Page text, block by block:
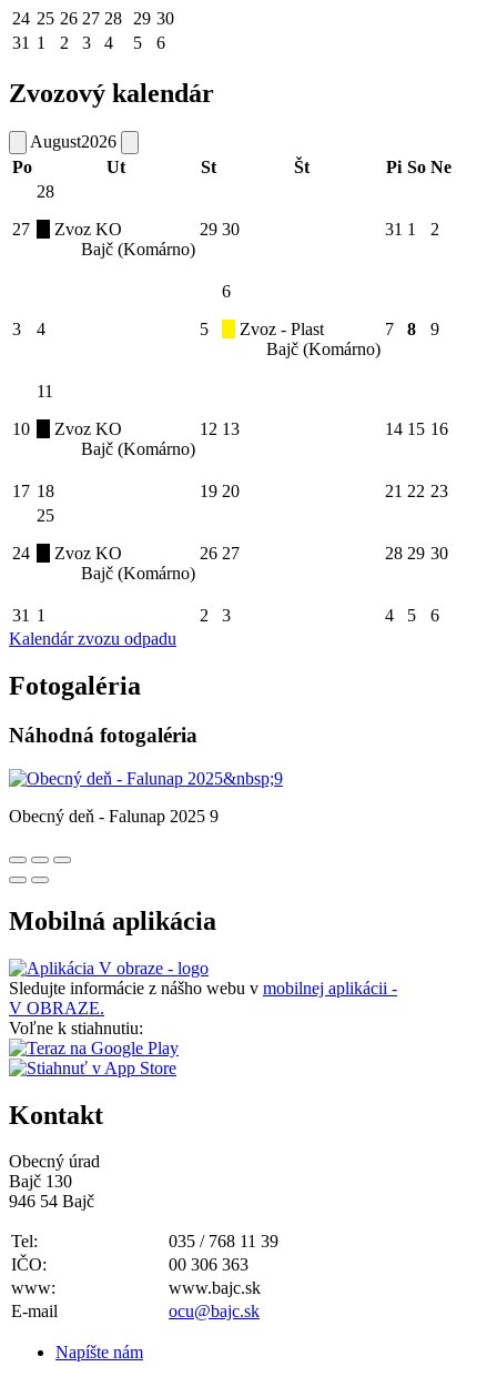
24 25 26 27 28 29 30
31 1 2 3 4 5 6
Zvozový kalendár
August2026
Po
Ut St Št Pi So Ne
27
28
Zvoz KO
Bajč (Komárno)
29 30 31 1 2
3 4 5
6
Zvoz - Plast
Bajč (Komárno)
7 8 9
10
11
Zvoz KO
Bajč (Komárno)
12 13 14 15 16
17 18 19 20 21 22 23
24
25
Zvoz KO
Bajč (Komárno)
26 27 28 29 30
31 1 2 3 4 5
6
Kalendár zvozu odpadu
Fotogaléria
Náhodná fotogaléria
Obecný deň - Falunap 2025 9
Mobilná aplikácia
Sledujte informácie z nášho webu v mobilnej aplikácii -
V OBRAZE.
Voľne k stiahnutiu:
Kontakt
Obecný úrad
Bajč 130
946 54 Bajč
Tel:
035 / 768 11 39
IČO:
00 306 363
www:
www.bajc.sk
E-mail
ocu@bajc.sk
Napíšte nám